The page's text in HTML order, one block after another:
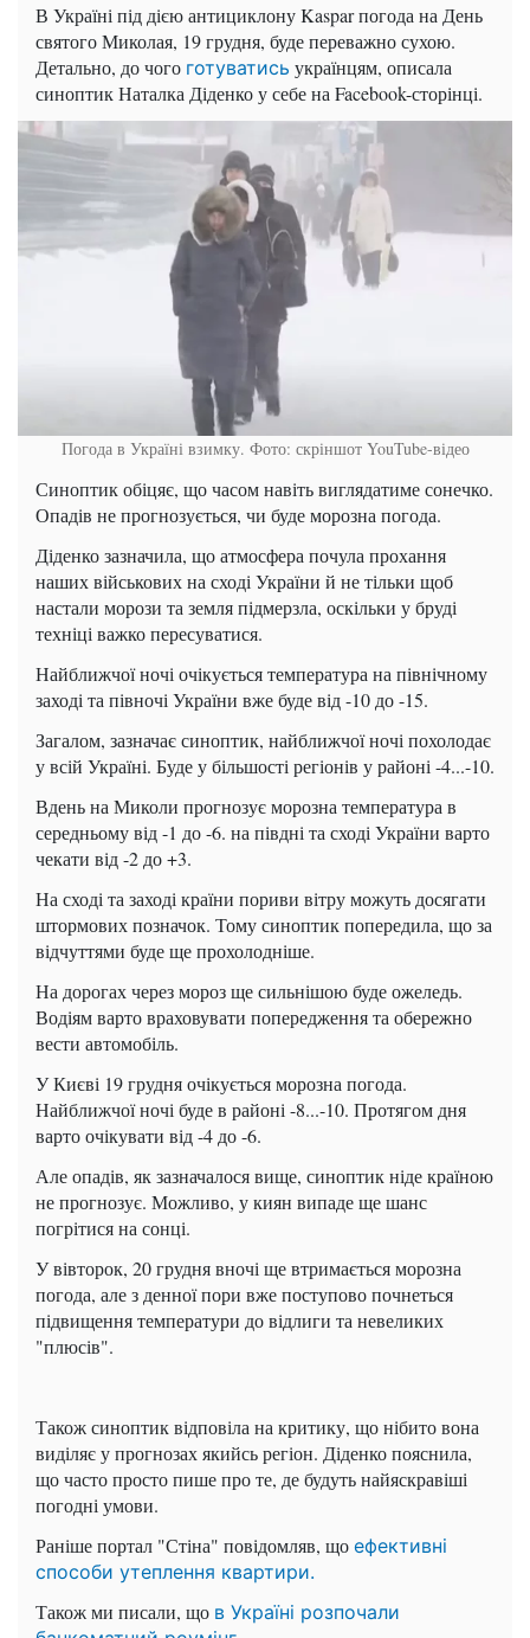
В Україні під дією антициклону Kaspar погода на День
святого Миколая, 19 грудня, буде переважно сухою.
Детально, до чого готуватись українцям, описала
синоптик Наталка Діденко у себе на Facebook-сторінці.
Погода в Україні взимку. Фото: скріншот YouTube-відео
Синоптик обіцяє, що часом навіть виглядатиме сонечко.
Опадів не прогнозується, чи буде морозна погода.
Діденко зазначила, що атмосфера почула прохання
наших військових на сході України й не тільки щоб
настали морози та земля підмерзла, оскільки у бруді
техніці важко пересуватися.
Найближчої ночі очікується температура на північному
заході та півночі України вже буде від -10 до -15.
Загалом, зазначає синоптик, найближчої ночі похолодає
у всій Україні. Буде у більшості регіонів у районі -4...-10.
Вдень на Миколи прогнозує морозна температура в
середньому від -1 до -6. на півдні та сході України варто
чекати від -2 до +3.
На сході та заході країни пориви вітру можуть досягати
штормових позначок. Тому синоптик попередила, що за
відчуттями буде ще прохолодніше.
На дорогах через мороз ще сильнішою буде ожеледь.
Водіям варто враховувати попередження та обережно
вести автомобіль.
У Києві 19 грудня очікується морозна погода.
Найближчої ночі буде в районі -8...-10. Протягом дня
варто очікувати від -4 до -6.
Але опадів, як зазначалося вище, синоптик ніде країною
не прогнозує. Можливо, у киян випаде ще шанс
погрітися на сонці.
У вівторок, 20 грудня вночі ще втримається морозна
погода, але з денної пори вже поступово почнеться
підвищення температури до відлиги та невеликих
"плюсів".
Також синоптик відповіла на критику, що нібито вона
виділяє у прогнозах якийсь регіон. Діденко пояснила,
що часто просто пише про те, де будуть найяскравіші
погодні умови.
Раніше портал "Стіна" повідомляв, що ефективні
способи утеплення квартири.
Також ми писали, що в Україні розпочали